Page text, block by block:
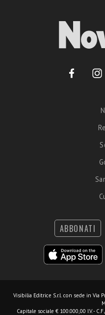
ABBONATI
Visibilia Editrice S.r.l. con sede in Via
Capitale sociale € 100.000,00 I.V. -